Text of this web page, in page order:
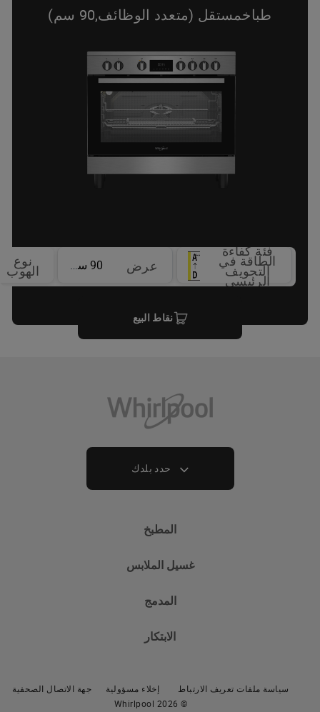
طباخمستقل (متعدد الوظائف,90 سم)
فئة كفاءة
الطاقة في
التجويف
الرئيسي
عرض 90 سم نوع
الهوب
نقاط البيع
حدد بلدك
المطبخ
التبريد
الثلاجات
البرادات والثلاجات
المواقد والأفران المستقلة
غسيل الملابس
غسالات الملابس
الغسالات المستقلة
الغسالات المستقلة المزودة بنشافة
المدمج
الطهي
الميكروويف المدمج
الابتكار
© 2026 Whirlpool
سياسة ملفات تعريف الارتباط إخلاء مسؤولية جهة الاتصال الصحفية